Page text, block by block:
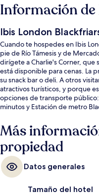
Información
Ibis London
Cuando te hospedes en Ibis
pie de Río Támesis y de
dirígete a Charlie's Corner, que
está disponible para cenas. La
su snack bar o deli. A otros
atractivos turísticos, y porque
opciones de transporte
minutos y Estación de metro
Más
propiedad
Datos generales
Tamaño del hotel